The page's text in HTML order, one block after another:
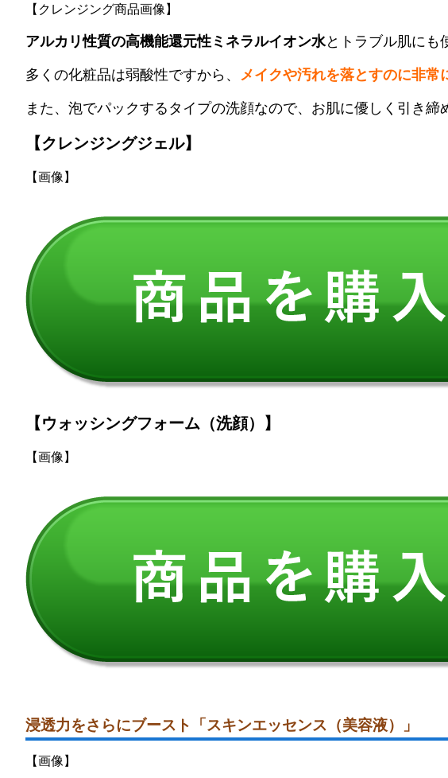
【クレンジング商品画像】
アルカリ性質の高機能還元性ミネラルイオン水とトラブル肌にも
多くの化粧品は弱酸性ですから、
メイクや汚れを落とすのに非常
また、泡でパックするタイプの洗顔なので、お肌に優しく引き締
【クレンジングジェル】
【画像】
【ウォッシングフォーム（洗顔）】
【画像】
浸透力をさらにブースト「スキンエッセンス（美容液）」
【画像】